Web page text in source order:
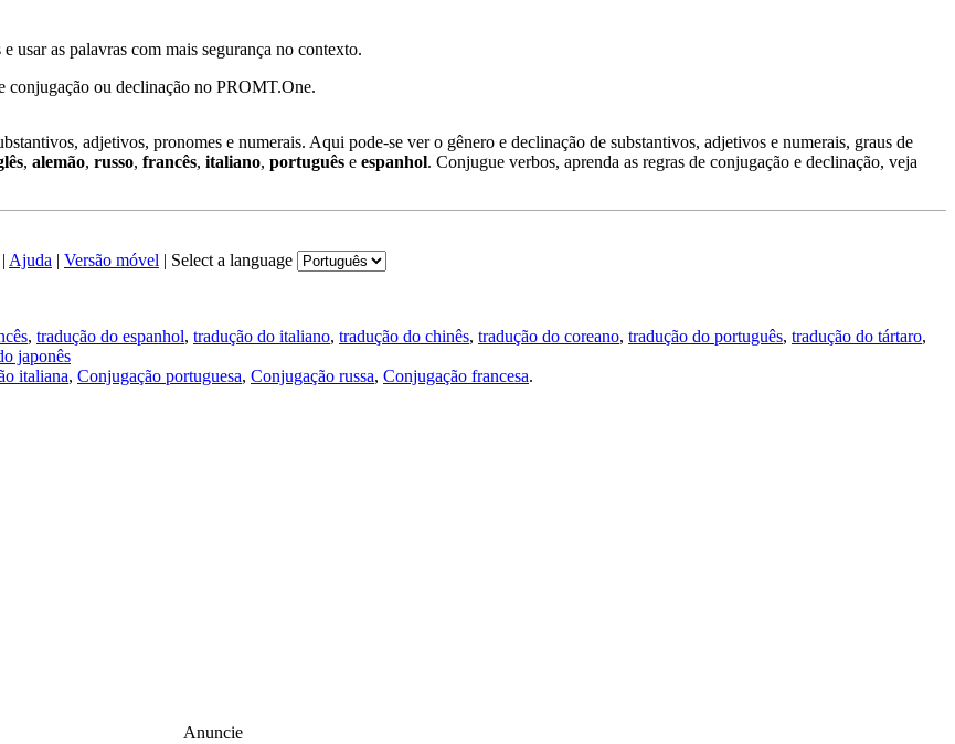
usar as palavras com mais segurança no contexto.
conjugação ou declinação no PROMT.One.
adjetivos, pronomes e numerais. Aqui pode-se ver o gênero e declinação de substantivos, adjetivos e numerais, graus de
, alemão, russo, francês, italiano, português e espanhol. Conjugue verbos, aprenda as regras de conjugação e declinação, veja
| Ajuda | Versão móvel | Select a language
, tradução do espanhol, tradução do italiano, tradução do chinês, tradução do coreano, tradução do português, tradução do tártaro,
japonês
italiana, Conjugação portuguesa, Conjugação russa, Conjugação francesa.
Anuncie